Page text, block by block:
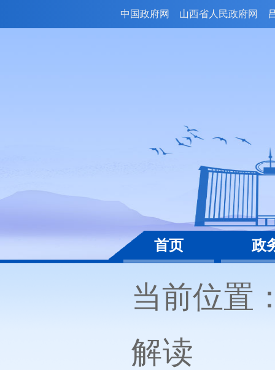
中国政府网 山西省人民政府网
首页 政
当前位置
解读